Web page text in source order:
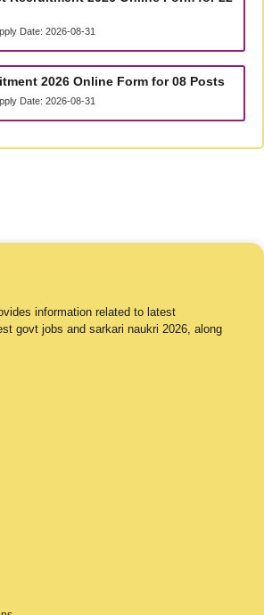
Date: 2026-08-31
2026 Online Form for 08 Posts
Date: 2026-08-31
information related to latest
govt jobs and sarkari naukri 2026, along